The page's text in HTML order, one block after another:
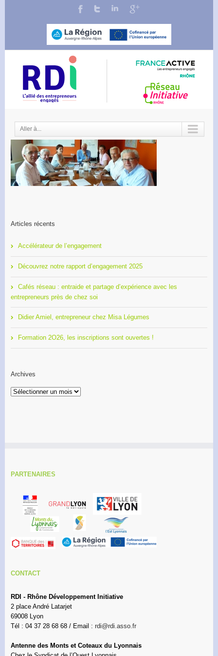
Aller à...
Articles récents
Accélérateur de l’engagement
Découvrez notre rapport d’engagement 2025
Cafés réseau : entraide et partage d’expérience avec les
entrepreneurs près de chez soi
Didier Amiel, entrepreneur chez Misa Légumes
Formation 2O26, les inscriptions sont ouvertes !
Archives
Archives
PARTENAIRES
CONTACT
RDI - Rhône Développement Initiative
2 place André Latarjet
69008 Lyon
Tél : 04 37 28 68 68 / Email : rdi@rdi.asso.fr
Antenne des Monts et Coteaux du Lyonnais